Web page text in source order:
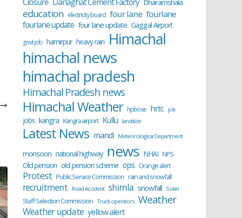
Dharamshala
education electricity board four lane fourlane
fourlane update four lane update Gaggal Airport
govt job hamirpur heavy rain Himachal
himachal news
himachal pradesh
Himachal Pradesh news
Himachal Weather hpbose hrtc job
jobs kangra Kangra airport Kullu landslide
Latest News mandi Meteorological Department
monsoon national highway news NHAI NPS
Old pension old pension scheme ops Orange alert
Protest Public Service Commission rain and snowfall
recruitment Road Accident shimla snowfall Solan
Staff Selection Commission Truck operators Weather
Weather update yellow alert